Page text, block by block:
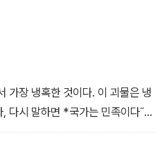
가장 냉혹한 것이다. 이 괴물은 냉
다시 말하면 *국가는 민족이다˝라
기어 나온다.